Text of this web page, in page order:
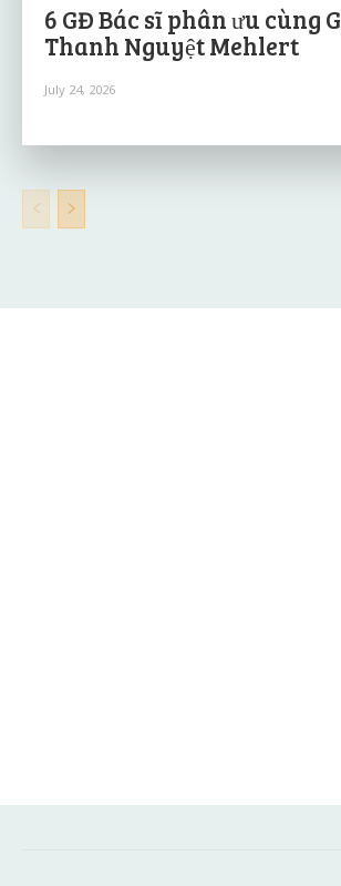
6 GĐ Bác sĩ phân ưu cùng
Thanh Nguyệt Mehlert
July 24, 2026